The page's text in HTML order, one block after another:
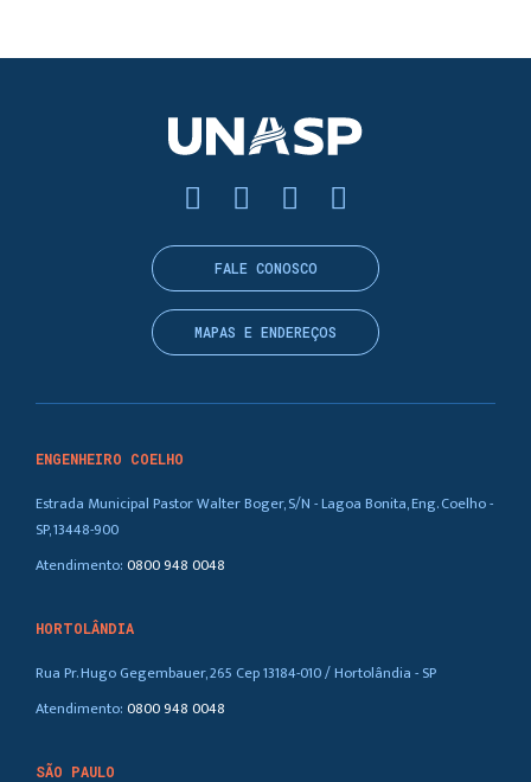
ENGENHEIRO COELHO
Estrada Municipal Pastor Walter Boger, S/N - Lagoa Bonita, Eng. Coelho -
SP, 13448-900
Atendimento:0800 948 0048
HORTOLÂNDIA
Rua Pr. Hugo Gegembauer, 265 Cep 13184-010 / Hortolândia - SP
Atendimento:0800 948 0048
SÃO PAULO
FALE CONOSCO
MAPAS E ENDEREÇOS